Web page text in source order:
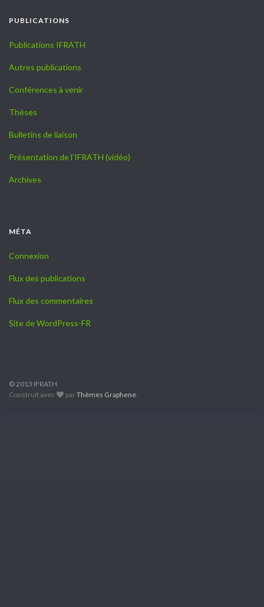
PUBLICATIONS
Publications IFRATH
Autres publications
Conférences à venir
Thèses
Bulletins de liaison
Présentation de l’IFRATH (vidéo)
Archives
MÉTA
Connexion
Flux des publications
Flux des commentaires
Site de WordPress-FR
© 2013 IFRATH
Construit avec
parThèmes Graphene.